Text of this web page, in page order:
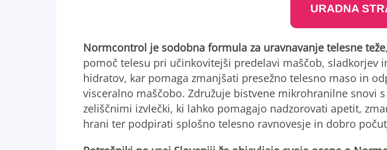
URADNA
Normcontrol je sodobna formula za uravnavanje telesne teže
pomoč telesu pri učinkovitejši predelavi maščob, sladkorjev
hidratov, kar pomaga zmanjšati presežno telesno maso in
visceralno maščobo. Združuje bistvene mikrohranilne snovi
zeliščnimi izvlečki, ki lahko pomagajo nadzorovati apetit,
hrani ter podpirati splošno telesno ravnovesje in dobro